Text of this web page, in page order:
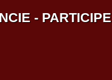
- PARTICIPE